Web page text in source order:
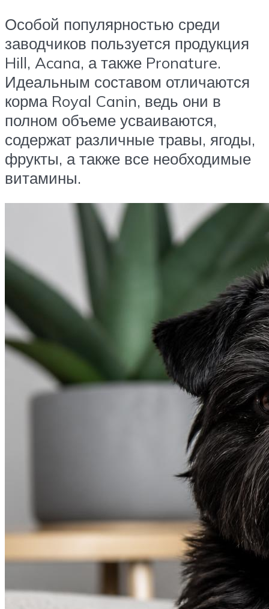
Особой популярностью среди
заводчиков пользуется продукция
Hill, Acana, а также Pronature.
Идеальным составом отличаются
корма Royal Canin, ведь они в
полном объеме усваиваются,
содержат различные травы, ягоды,
фрукты, а также все необходимые
витамины.